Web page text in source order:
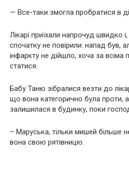
— Все-таки змогла пробратися в
Лікарі приїхали напрочуд швидко
спочатку не повірили: напад був,
інфаркту не дійшло, хоча за
статися.
Бабу Таню зібралися везти до
що вона категорично була проти,
залишилася в будинку, поки
– Маруська, тільки мишей більше
вона свою рятівницю.